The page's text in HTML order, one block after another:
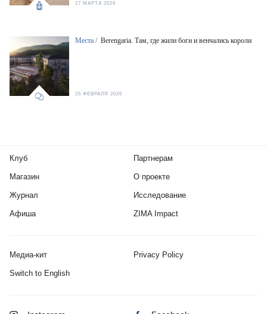
27 МАРТА 2026
Места / Berengaria. Там, где жили боги и венчались короли
25 ФЕВРАЛЯ 2026
Клуб
Магазин
Журнал
Афиша
Партнерам
О проекте
Исследование
ZIMA Impact
Медиа-кит Privacy Policy
Switch to English